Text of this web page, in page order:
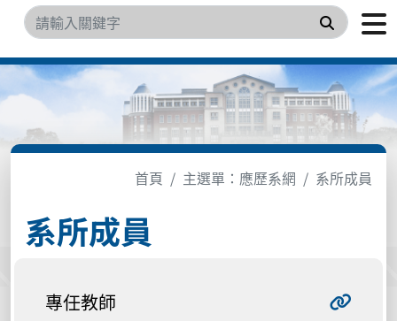
搜尋
首頁 主選單：應歷系網 系所成員
系所成員
專任教師